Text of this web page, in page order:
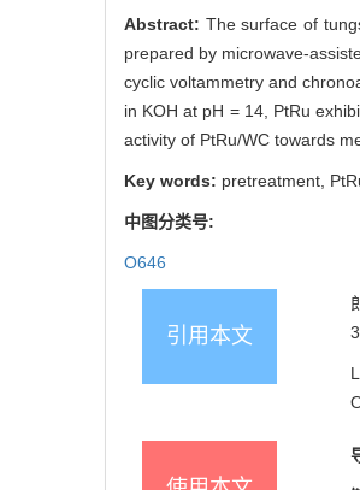
Abstract: The surface of
prepared by microwave-
cyclic voltammetry and
in KOH at pH = 14, PtRu
activity of PtRu/WC towards
Key words: pretreatment,
中图分类号:
O646
引用本文